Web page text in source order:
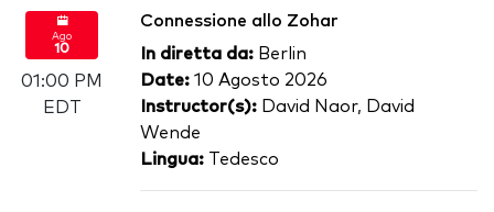
Ago
10
01:00 PM
EDT
Connessione allo Zohar
In diretta da: Berlin
Date: 10 Agosto 2026
Instructor(s): David Naor, David
Wende
Lingua: Tedesco